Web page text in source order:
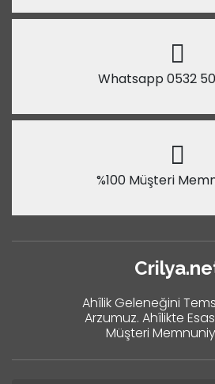
Whatsapp 0532
%100 Müşteri
Ahîlik Geleneğini
Arzumuz. Ahîlikte
Müşteri